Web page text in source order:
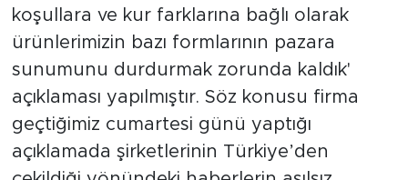
koşullara ve kur farklarına bağlı olarak
ürünlerimizin bazı formlarının pazara
sunumunu durdurmak zorunda kaldık'
açıklaması yapılmıştır. Söz konusu firma
geçtiğimiz cumartesi günü yaptığı
açıklamada şirketlerinin Türkiye’den